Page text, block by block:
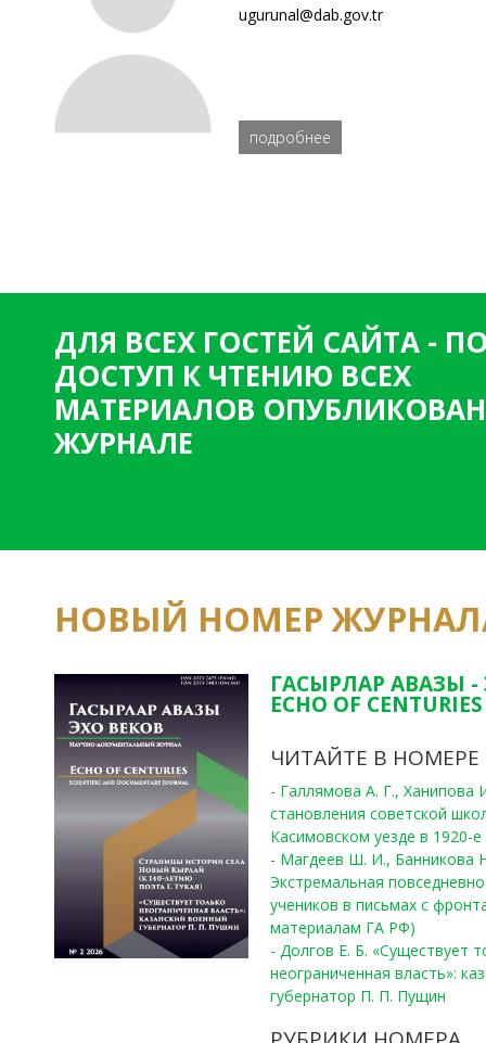
ugurunal@dab.gov.tr
подробнее
ДЛЯ ВСЕХ ГОСТЕЙ САЙТА -
ДОСТУП К ЧТЕНИЮ ВСЕХ
МАТЕРИАЛОВ
ЖУРНАЛЕ
НОВЫЙ НОМЕР
ГАСЫРЛАР АВАЗЫ -
ECHO OF
ЧИТАЙТЕ В НОМЕРЕ
- Галлямова А. Г.,
становления советской
Касимовском уезде в 1920-е
- Магдеев Ш. И., Банникова
Экстремальная
учеников в письмах с
материалам ГА РФ)
- Долгов Е. Б. «Существует
неограниченная власть»:
губернатор П. П. Пущин